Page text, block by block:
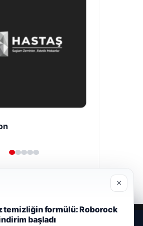
×
temizliğin formülü: Roborock
başladı